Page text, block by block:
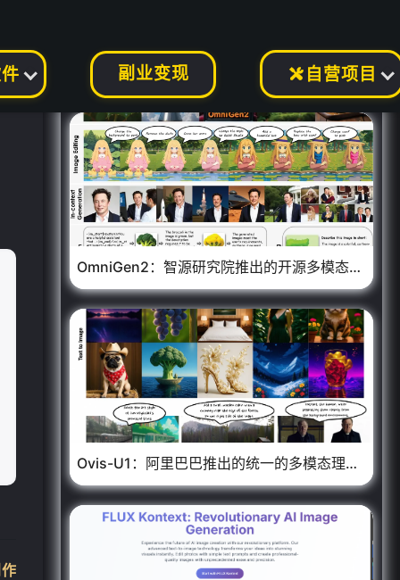
副业变现  自营项目
OmniGen2：智源研究院推出的开源多模态AI生成模型
Ovis-U1：阿里巴巴推出的统一的多模态理解与生成模型